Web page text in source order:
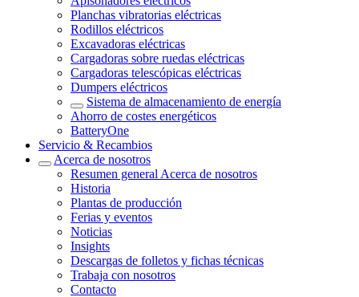
Planchas vibratorias eléctricas
Rodillos eléctricos
Excavadoras eléctricas
Cargadoras sobre ruedas eléctricas
Cargadoras telescópicas eléctricas
Dumpers eléctricos
Sistema de almacenamiento de energía
Ahorro de costes energéticos
BatteryOne
Servicio & Recambios
Acerca de nosotros
Resumen general Acerca de nosotros
Historia
Plantas de producción
Ferias y eventos
Noticias
Insights
Descargas de folletos y fichas técnicas
Trabaja con nosotros
Contacto